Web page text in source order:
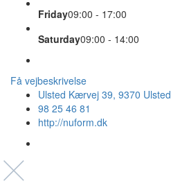
Friday09:00 - 17:00
Saturday09:00 - 14:00
Få vejbeskrivelse
Ulsted Kærvej 39, 9370 Ulsted
98 25 46 81
http://nuform.dk